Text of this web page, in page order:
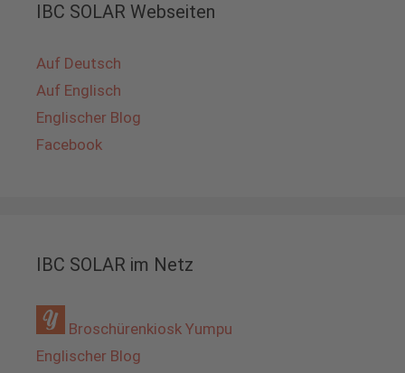
IBC SOLAR Webseiten
Auf Deutsch
Auf Englisch
Englischer Blog
Facebook
IBC SOLAR im Netz
Broschürenkiosk Yumpu
Englischer Blog